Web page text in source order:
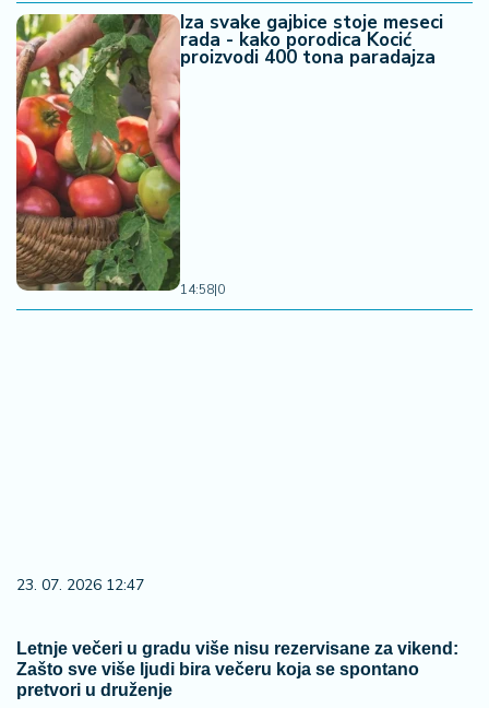
Iza svake gajbice stoje meseci
rada - kako porodica Kocić
proizvodi 400 tona paradajza
14:58|0
23. 07. 2026 12:47
Letnje večeri u gradu više nisu rezervisane za vikend:
Zašto sve više ljudi bira večeru koja se spontano
pretvori u druženje